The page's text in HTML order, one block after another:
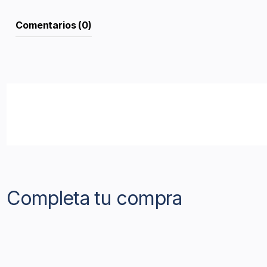
Comentarios (0)
Completa tu compra